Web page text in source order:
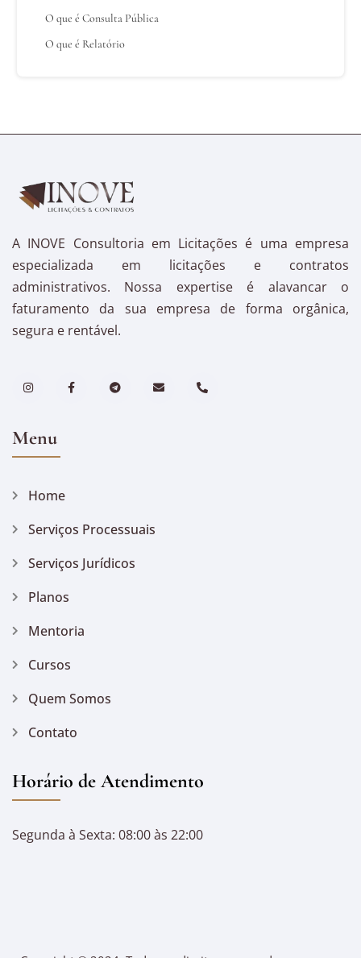
O que é Consulta Pública
O que é Relatório
A INOVE Consultoria em Licitações é uma empresa
especializada em licitações e contratos
administrativos. Nossa expertise é alavancar o
faturamento da sua empresa de forma orgânica,
segura e rentável.
Menu
Home
Serviços Processuais
Serviços Jurídicos
Planos
Mentoria
Cursos
Quem Somos
Contato
Horário de Atendimento
Segunda à Sexta: 08:00 às 22:00